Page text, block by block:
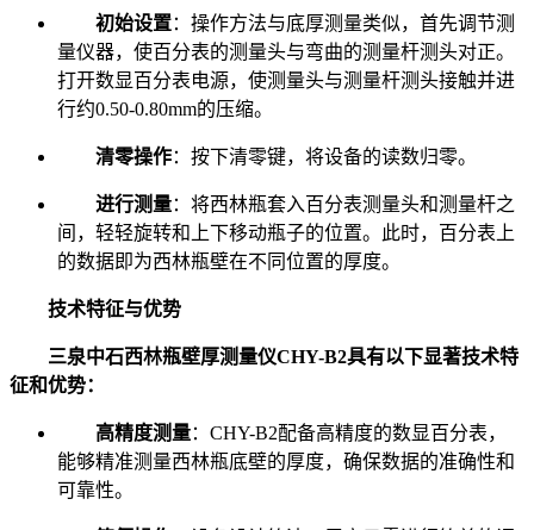
初始设置：操作方法与底厚测量类似，首先调节测
量仪器，使百分表的测量头与弯曲的测量杆测头对正。
打开数显百分表电源，使测量头与测量杆测头接触并进
行约0.50-0.80mm的压缩。
清零操作：按下清零键，将设备的读数归零。
进行测量：将西林瓶套入百分表测量头和测量杆之
间，轻轻旋转和上下移动瓶子的位置。此时，百分表上
的数据即为西林瓶壁在不同位置的厚度。
技术特征与优势
三泉中石西林瓶壁厚测量仪CHY-B2具有以下显著技术特
征和优势：
高精度测量：CHY-B2配备高精度的数显百分表，
能够精准测量西林瓶底壁的厚度，确保数据的准确性和
可靠性。